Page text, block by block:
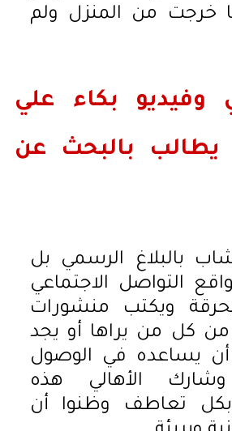
خرجت من المنزل ولم
وفيديو بكاء علي
بالبحث عن
بالبلاغ الرسمي بل
التواصل الاجتماعي
ويكتب منشورات
كل من يراها أو يجد
يساعده في الوصول
الأهالي هذه
بكل تعاطف وظنوا أن